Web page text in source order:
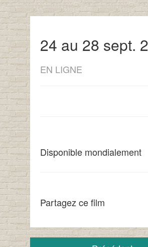
24 au 28 sept.
EN LIGNE
Disponible mondialement
Partagez ce film